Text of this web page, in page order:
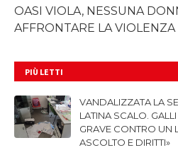
OASI VIOLA, NESSUNA
AFFRONTARE LA VIOLENZA
PIÙ LETTI
VANDALIZZATA LA
LATINA SCALO.
GRAVE CONTRO UN
ASCOLTO E DIRITTI»